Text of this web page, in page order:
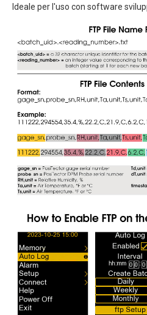
Ideale per l'uso con software